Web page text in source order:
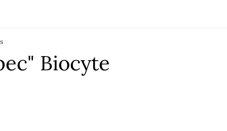
Biocyte